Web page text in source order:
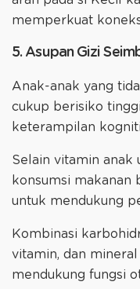
memperkuat
5. Asupan Gizi
Anak-anak yang
cukup berisiko
keterampilan
Selain vitamin anak
konsumsi makanan
untuk mendukung
Kombinasi
vitamin, dan
mendukung fungsi